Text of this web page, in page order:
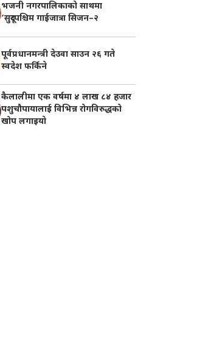
भजनी नगरपालिकाको साथमा
‘सुदूरपश्चिम गाईजात्रा सिजन–२
पूर्वप्रधानमन्त्री देउवा साउन २६ गते
स्वदेश फर्किने
कैलालीमा एक वर्षमा ४ लाख ८४ हजार
पशुचौपायालाई विभिन्न रोगविरुद्धको
खोप लगाइयाे